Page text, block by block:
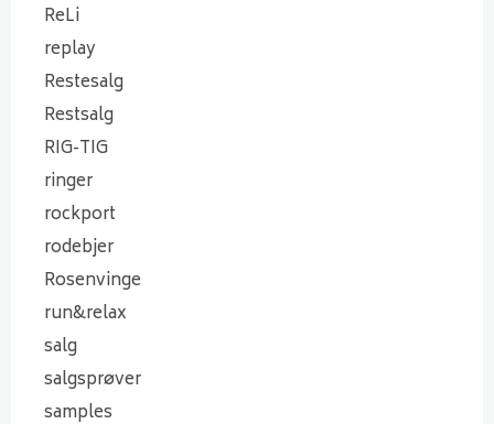
ReLi
replay
Restesalg
Restsalg
RIG-TIG
ringer
rockport
rodebjer
Rosenvinge
run&relax
salg
salgsprøver
samples